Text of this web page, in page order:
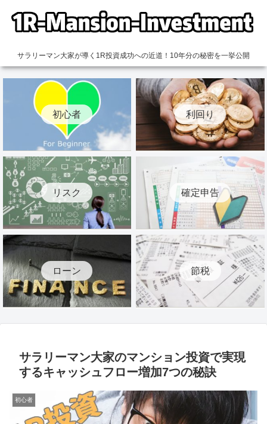
サラリーマン大家が導く1R投資成功への近道！10年分の秘密を一挙公開
初心者 利回り
リスク 確定申告
ローン 節税
サラリーマン大家のマンション投資で実現
するキャッシュフロー増加7つの秘訣
初心者